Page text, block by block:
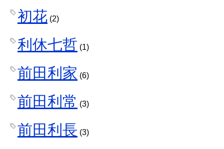
初花 (2)
利休七哲 (1)
前田利家 (6)
前田利常 (3)
前田利長 (3)